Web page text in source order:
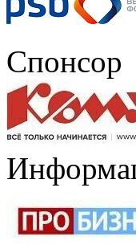
Спонсор